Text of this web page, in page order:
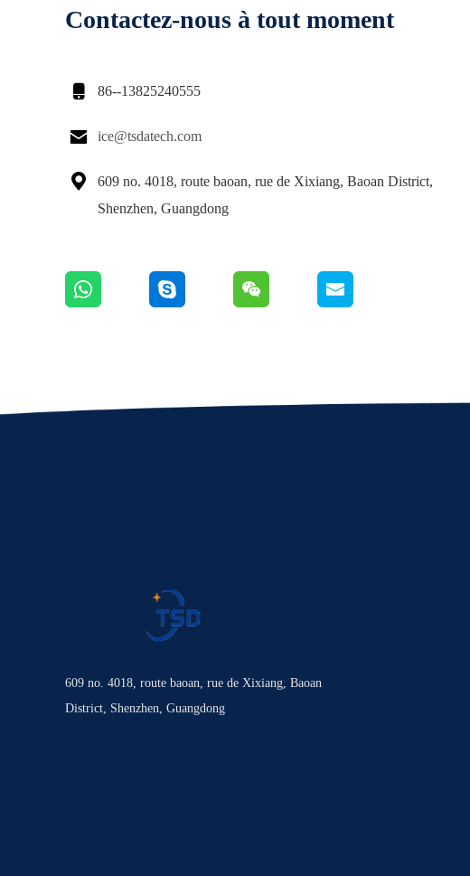
Contactez-nous à tout moment
 86--13825240555
 ice@tsdatech.com

609 no. 4018, route baoan, rue de Xixiang, Baoan District,
Shenzhen, Guangdong
609 no. 4018, route baoan, rue de Xixiang, Baoan
District, Shenzhen, Guangdong